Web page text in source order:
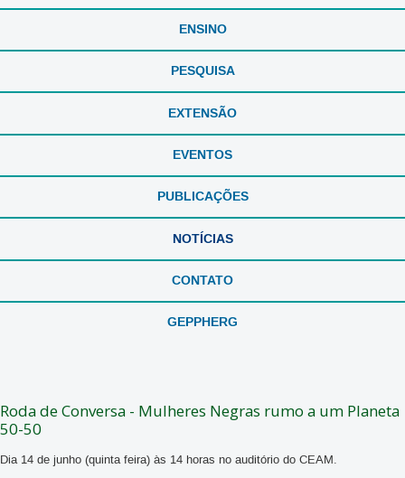
ENSINO
PESQUISA
EXTENSÃO
EVENTOS
PUBLICAÇÕES
NOTÍCIAS
CONTATO
GEPPHERG
Roda de Conversa - Mulheres Negras rumo a um Planeta
50-50
Dia 14 de junho (quinta feira) às 14 horas no auditório do CEAM.